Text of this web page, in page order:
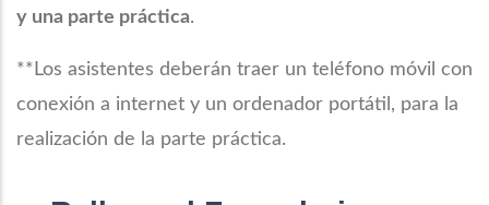
y una parte práctica.
**Los asistentes deberán traer un teléfono móvil con
conexión a internet y un ordenador portátil, para la
realización de la parte práctica.